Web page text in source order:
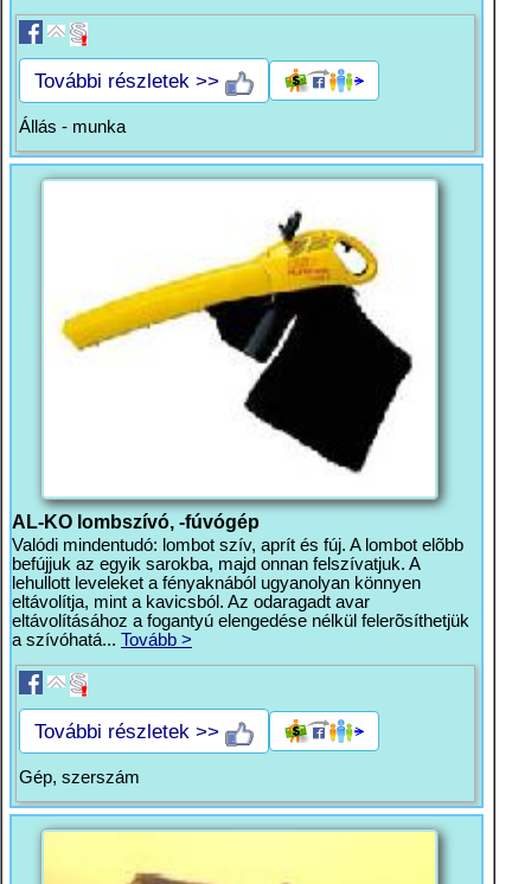
További részletek >>
Állás - munka
AL-KO lombszívó, -fúvógép
Valódi mindentudó: lombot szív, aprít és fúj. A lombot elõbb
befújjuk az egyik sarokba, majd onnan felszívatjuk. A
lehullott leveleket a fényaknából ugyanolyan könnyen
eltávolítja, mint a kavicsból. Az odaragadt avar
eltávolításához a fogantyú elengedése nélkül felerõsíthetjük
a szívóhatá... Tovább >
További részletek >>
Gép, szerszám